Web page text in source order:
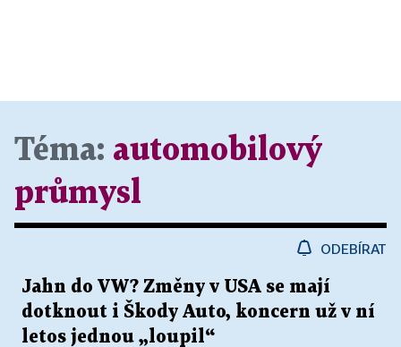
Téma: automobilový
průmysl
ODEBÍRAT
Jahn do VW? Změny v USA se mají
dotknout i Škody Auto, koncern už v ní
letos jednou „loupil“